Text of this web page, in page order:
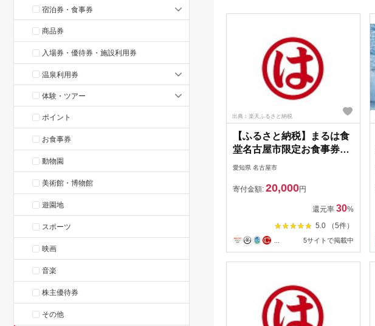
宿泊券・食事券
商品券
入場券・優待券・施設利用券
温泉利用券
体験・ツアー
ポイント
お食事券
動物園
美術館・博物館
遊園地
スポーツ
映画
音楽
株主優待券
その他
出典：楽天ふるさと納税
【ふるさと納税】まるは食
堂名古屋市限定お食事券
6，000円分
愛知県 名古屋市
寄付金額: 20,000円
還元率30%
5.0 （5件）
5サイトで掲載中